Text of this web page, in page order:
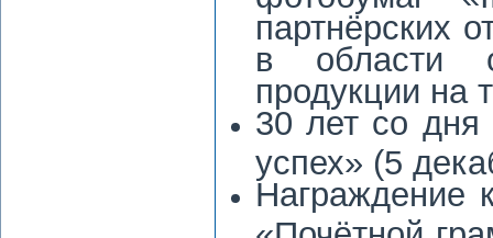
партнёрских
в области
продукции на
30 лет со дня
успех» (5
Награждение
«Почётной